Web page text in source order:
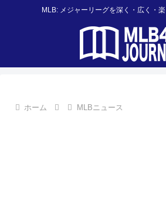
MLB: メジャーリーグを深く・広く・
ホーム MLBニュース